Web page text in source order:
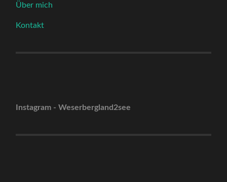
Über mich
Kontakt
Instagram - Weserbergland2see